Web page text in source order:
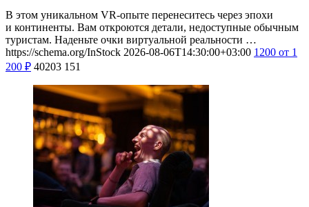
В этом уникальном VR-опыте перенеситесь через эпохи
и континенты. Вам откроются детали, недоступные обычным
туристам. Наденьте очки виртуальной реальности …
https://schema.org/InStock 2026-08-06T14:30:00+03:00 1200 от 1
200 ₽ 40203 151